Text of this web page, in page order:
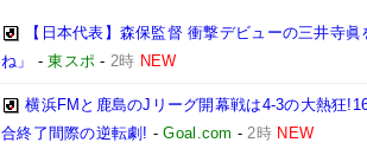
【日本代表】森保監督 衝撃デビューの三井寺
ね」
-東スポ - 2時 NEW
横浜FMと鹿島のJリーグ開幕戦は4-3の大熱狂
合終了間際の逆転劇! -Goal.com -2時 NEW